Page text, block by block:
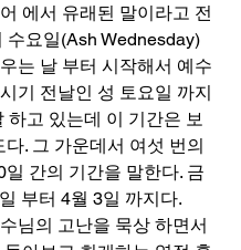
에서 유래된 말이라고 전
수요일(Ash Wednesday)
는 날 부터 시작해서 예수
기 전날인 성 토요일 까지
하고 있는데 이 기간은 보
다. 그 가운데서 여섯 번의
일 간의 기간을 말한다. 금
부터 4월 3일 까지다.
님의 고난을 묵상 하면서